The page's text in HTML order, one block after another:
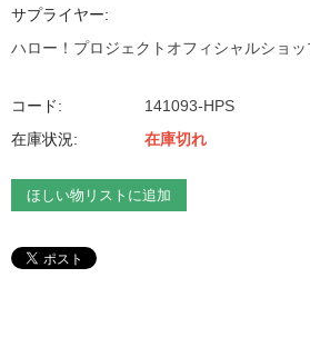
サプライヤー:
ハロー！プロジェクトオフィシャルショ
コード:
141093-HPS
在庫状況:
在庫切れ
ほしい物リストに追加